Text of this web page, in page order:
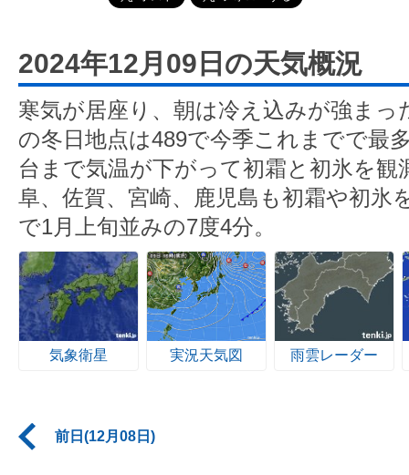
2024年12月09日の天気概況
寒気が居座り、朝は冷え込みが強まっ
の冬日地点は489で今季これまでで最
台まで気温が下がって初霜と初氷を観
阜、佐賀、宮崎、鹿児島も初霜や初氷
で1月上旬並みの7度4分。
気象衛星 実況天気図 雨雲レーダー
前日(12月08日)